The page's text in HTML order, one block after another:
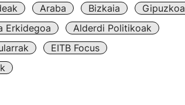
Araba Bizkaia
Gipuzkoa
Erkidegoa
Alderdi Politikoak
EITB Focus